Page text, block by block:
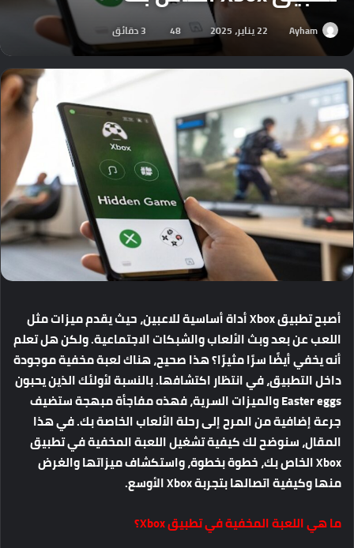
Ayham 22 يناير، 2025 48
أصبح تطبيق Xbox أداة أساسية للاعبين، حيث يقدم ميزات مثل
اللعب عن بعد وبث الألعاب والشبكات الاجتماعية. ولكن هل تعلم
أنه يخفي أيضًا سرًا مثيرًا؟ هذا صحيح، هناك لعبة مخفية موجودة
داخل التطبيق، في انتظار اكتشافها. بالنسبة لأولئك الذين يحبون
Easter eggs والميزات السرية، فهذه مفاجأة مبهجة ستضيف
جرعة إضافية من المرح إلى رحلة الألعاب الخاصة بك. في هذا
المقال، سنوضح لك كيفية تشغيل اللعبة المخفية في تطبيق
Xbox الخاص بك، خطوة بخطوة، واستكشاف ميزاتها والغرض
منها وكيفية اتصالها بتجربة Xbox الأوسع.
ما هي اللعبة المخفية في تطبيق Xbox؟